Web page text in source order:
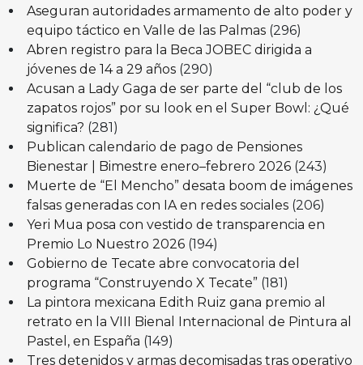
Aseguran autoridades armamento de alto poder y
equipo táctico en Valle de las Palmas (296)
Abren registro para la Beca JOBEC dirigida a
jóvenes de 14 a 29 años (290)
Acusan a Lady Gaga de ser parte del “club de los
zapatos rojos” por su look en el Super Bowl: ¿Qué
significa? (281)
Publican calendario de pago de Pensiones
Bienestar | Bimestre enero–febrero 2026 (243)
Muerte de “El Mencho” desata boom de imágenes
falsas generadas con IA en redes sociales (206)
Yeri Mua posa con vestido de transparencia en
Premio Lo Nuestro 2026 (194)
Gobierno de Tecate abre convocatoria del
programa “Construyendo X Tecate” (181)
La pintora mexicana Edith Ruiz gana premio al
retrato en la VIII Bienal Internacional de Pintura al
Pastel, en España (149)
Tres detenidos y armas decomisadas tras operativo